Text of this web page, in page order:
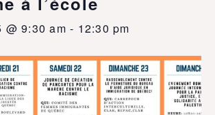
@ 9:30 am - 12:30 pm